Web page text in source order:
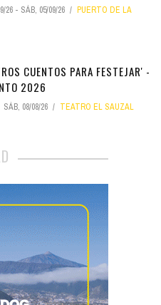
26 - SÁB, 05/09/26
PUERTO DE LA
CUENTOS PARA FESTEJAR' -
2026
SÁB, 08/08/26 TEATRO EL SAUZAL